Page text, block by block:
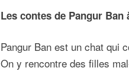
Les contes de Pangur Ban
Pangur Ban est un chat qui
On y rencontre des filles